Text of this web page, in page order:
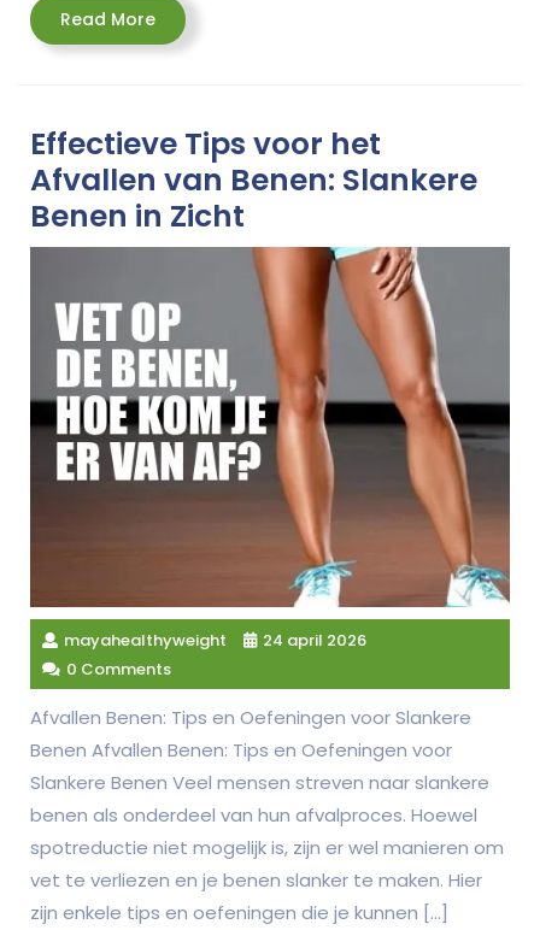
Read MoreRead
More
Effectieve Tips voor het
Afvallen van Benen: Slankere
Benen in Zicht
mayahealthyweight
24 april 2026
0 Comments
Afvallen Benen: Tips en Oefeningen voor Slankere
Benen Afvallen Benen: Tips en Oefeningen voor
Slankere Benen Veel mensen streven naar slankere
benen als onderdeel van hun afvalproces. Hoewel
spotreductie niet mogelijk is, zijn er wel manieren om
vet te verliezen en je benen slanker te maken. Hier
zijn enkele tips en oefeningen die je kunnen […]